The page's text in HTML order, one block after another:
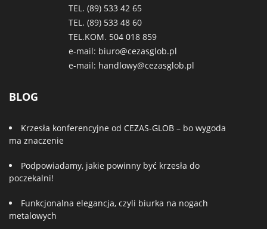
TEL. (89) 533 42 65
TEL. (89) 533 48 60
TEL.KOM. 504 018 859
e-mail: biuro@cezasglob.pl
e-mail: handlowy@cezasglob.pl
BLOG
Krzesła konferencyjne od CEZAS-GLOB – bo wygoda
ma znaczenie
Podpowiadamy, jakie powinny być krzesła do
poczekalni!
Funkcjonalna elegancja, czyli biurka na nogach
metalowych